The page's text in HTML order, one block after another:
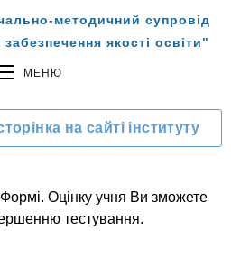
методичний супровід
якості освіти"
МЕНЮ
на сайті інституту
Оцінку учня Ви зможете
тестування.